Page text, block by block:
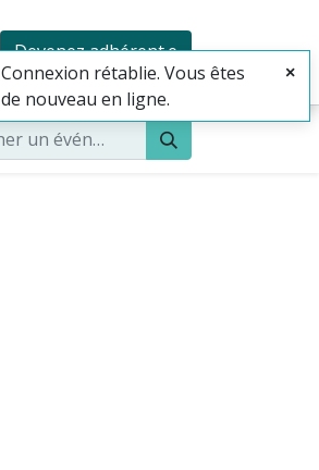
Devenez adhérent·e
Connexion rétablie. Vous êtes
de nouveau en ligne.